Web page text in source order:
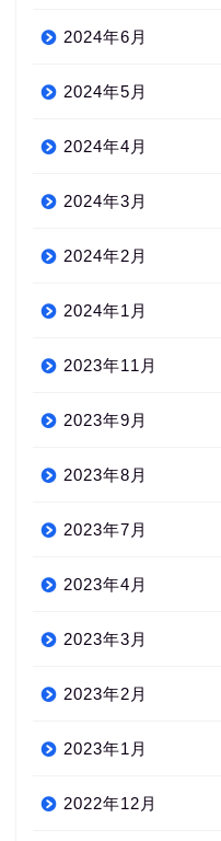
2024年6月
2024年5月
2024年4月
2024年3月
2024年2月
2024年1月
2023年11月
2023年9月
2023年8月
2023年7月
2023年4月
2023年3月
2023年2月
2023年1月
2022年12月